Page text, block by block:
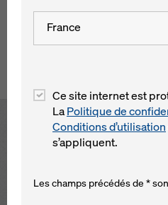
Retour à l´aperçu
France
Ce site internet est
LaPolitique de
Conditions d’utilisation
s’appliquent.
Les champs précédés de *